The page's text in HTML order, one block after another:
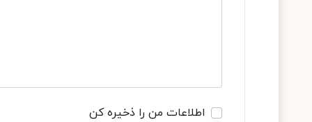
اطلاعات من را ذخیره کن